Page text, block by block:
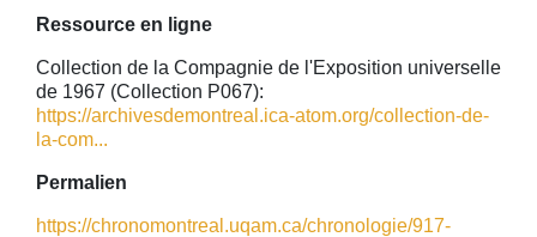
Ressource en ligne
Collection de la Compagnie de l'Exposition universelle
de 1967 (Collection P067):
https://archivesdemontreal.ica-atom.org/collection-de-
la-com...
Permalien
https://chronomontreal.uqam.ca/chronologie/917-